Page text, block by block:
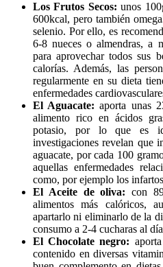
Los Frutos Secos:unos
600kcal, pero también
selenio. Por ello, es
6-8 nueces o almendras, a
para aprovechar todos sus
calorías. Además, las
regularmente en su dieta
enfermedades
El Aguacate:aporta unas
alimento rico en ácidos
potasio, por lo que es
investigaciones revelan que
aguacate, por cada 100
aquellas enfermedades
como, por ejemplo los
El Aceite de oliva:con
alimentos más calóricos,
apartarlo ni eliminarlo de la
consumo a 2-4 cucharas al
El Chocolate negro:
contenido en diversas